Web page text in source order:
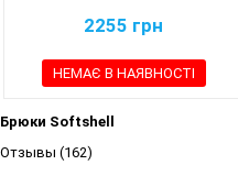
2255 грн
НЕМАЄ В НАЯВНОСТІ
Брюки Softshell
Отзывы (162)